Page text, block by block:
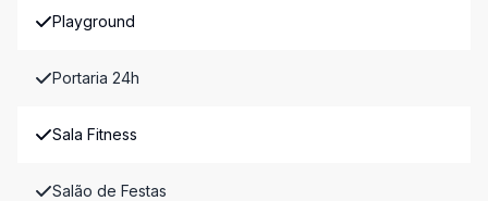
Playground
Portaria 24h
Sala Fitness
Salão de Festas